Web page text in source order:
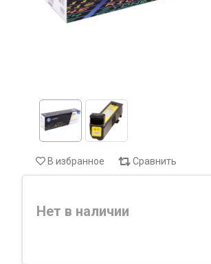
В избранное Сравнить
Нет в наличии